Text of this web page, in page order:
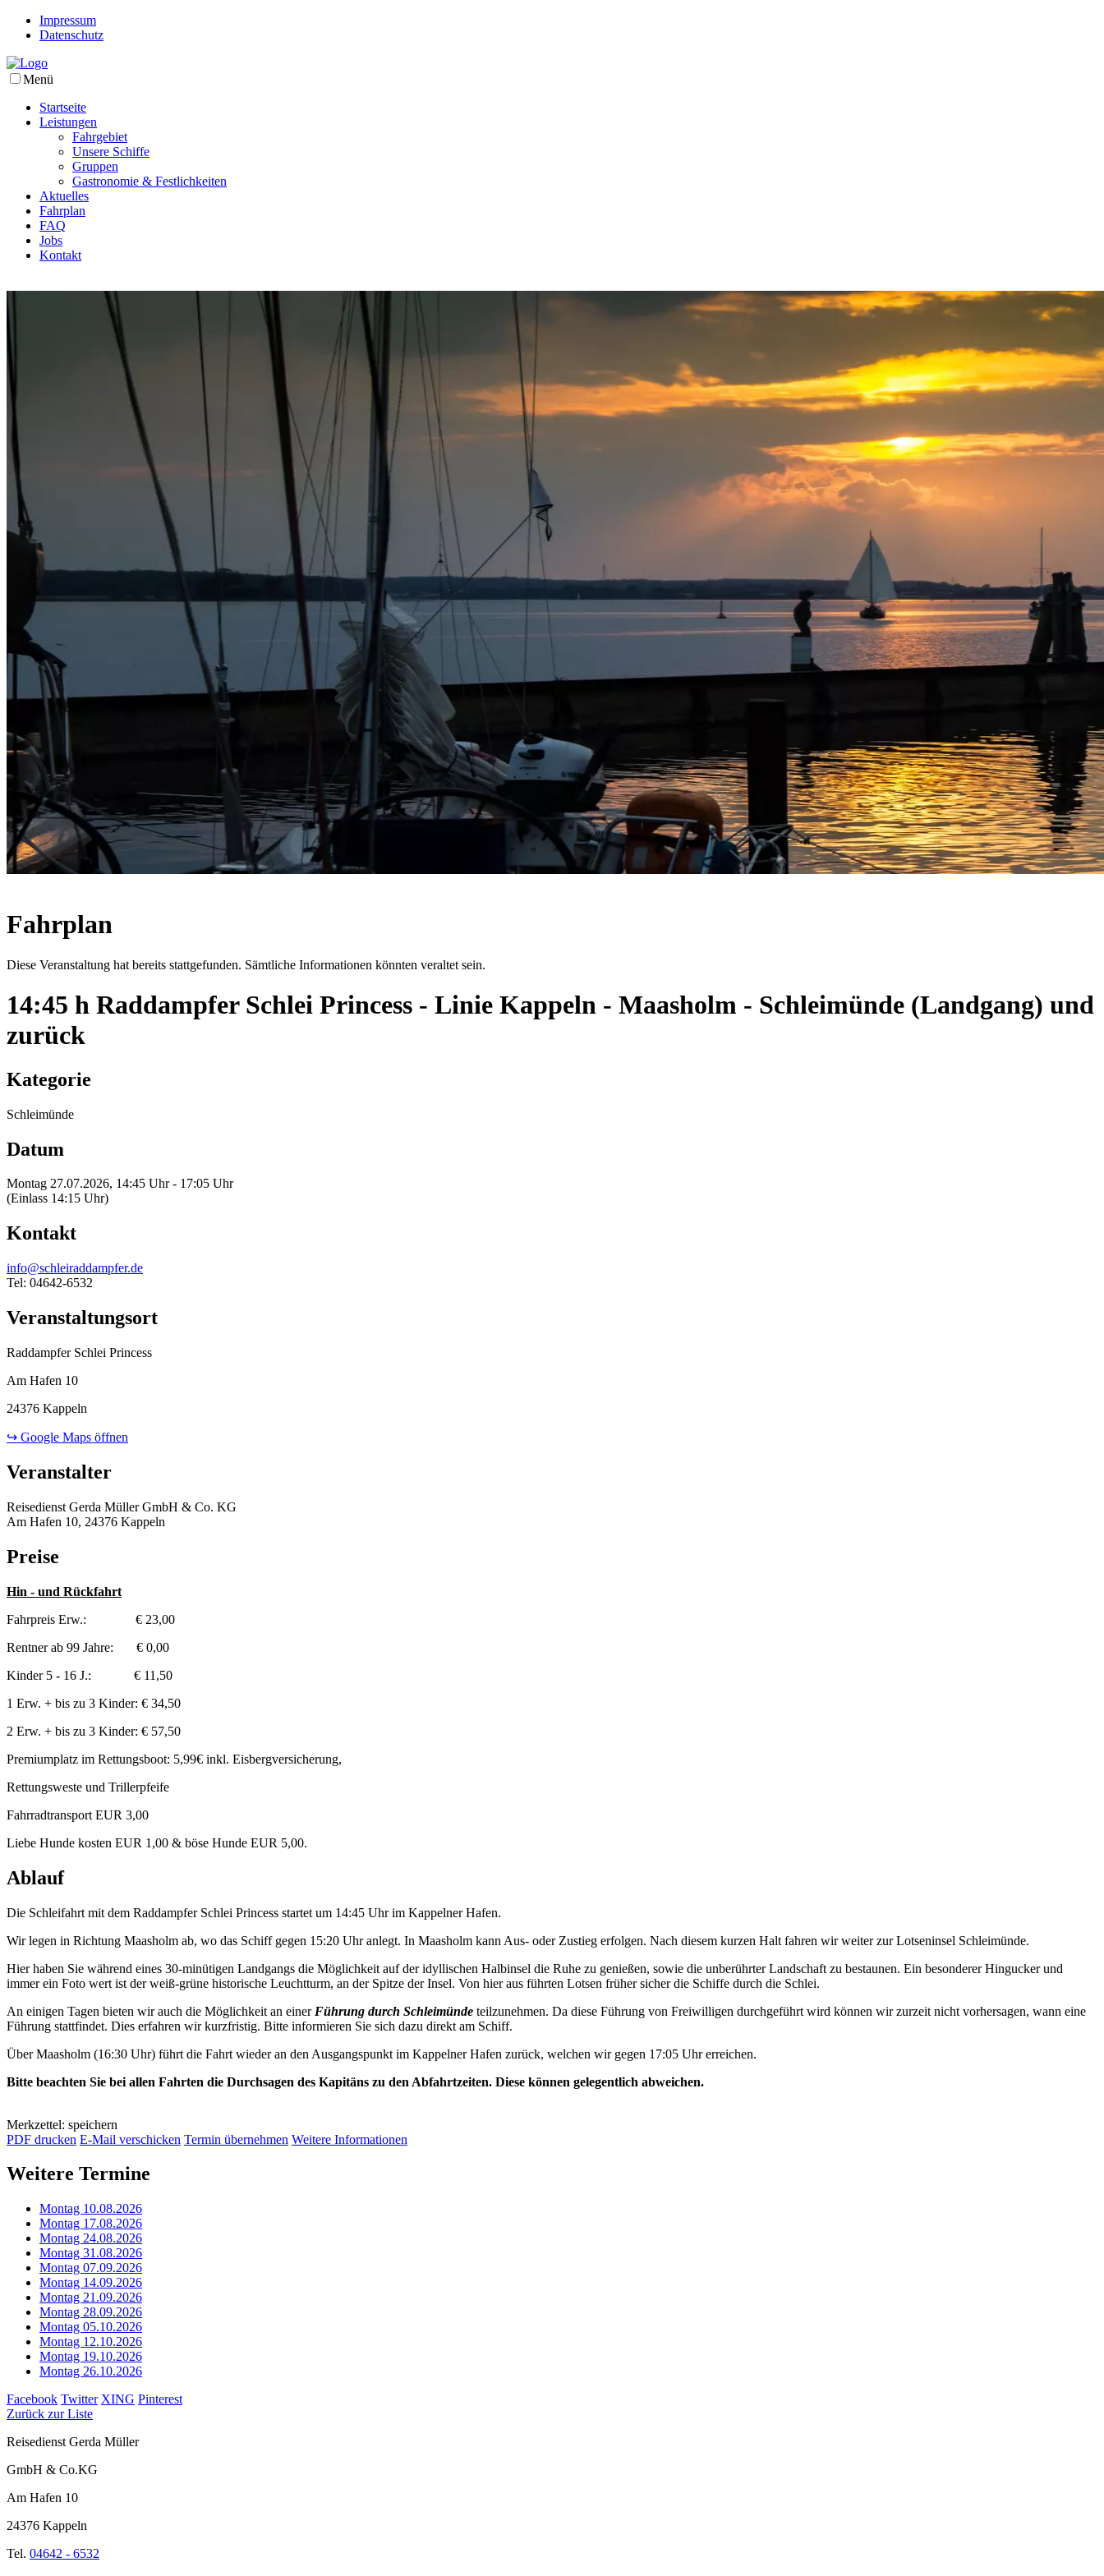
Impressum
Datenschutz
Menü
Startseite
Leistungen
Fahrgebiet
Unsere Schiffe
Gruppen
Gastronomie & Festlichkeiten
Aktuelles
Fahrplan
FAQ
Jobs
Kontakt
Fahrplan
Diese Veranstaltung hat bereits stattgefunden. Sämtliche Informationen könnten veraltet sein.
14:45 h Raddampfer Schlei Princess - Linie Kappeln - Maasholm - Schleimünde (Landgang) und
zurück
Kategorie
Schleimünde
Datum
Montag 27.07.2026, 14:45 Uhr - 17:05 Uhr
(Einlass 14:15 Uhr)
Kontakt
info@schleiraddampfer.de
Tel: 04642-6532
Veranstaltungsort
Raddampfer Schlei Princess
Am Hafen 10
24376 Kappeln
↪ Google Maps öffnen
Veranstalter
Reisedienst Gerda Müller GmbH & Co. KG
Am Hafen 10, 24376 Kappeln
Preise
Hin - und Rückfahrt
Fahrpreis Erw.: € 23,00
Rentner ab 99 Jahre: € 0,00
Kinder 5 - 16 J.: € 11,50
1 Erw. + bis zu 3 Kinder: € 34,50
2 Erw. + bis zu 3 Kinder: € 57,50
Premiumplatz im Rettungsboot: 5,99€ inkl. Eisbergversicherung,
Rettungsweste und Trillerpfeife
Fahrradtransport EUR 3,00
Liebe Hunde kosten EUR 1,00 & böse Hunde EUR 5,00.
Ablauf
Die Schleifahrt mit dem Raddampfer Schlei Princess startet um 14:45 Uhr im Kappelner Hafen.
Wir legen in Richtung Maasholm ab, wo das Schiff gegen 15:20 Uhr anlegt. In Maasholm kann Aus- oder Zustieg erfolgen. Nach diesem kurzen Halt fahren wir weiter zur Lotseninsel Schleimünde.
Hier haben Sie während eines 30-minütigen Landgangs die Möglichkeit auf der idyllischen Halbinsel die Ruhe zu genießen, sowie die unberührter Landschaft zu bestaunen. Ein besonderer Hingucker und
immer ein Foto wert ist der weiß-grüne historische Leuchtturm, an der Spitze der Insel. Von hier aus führten Lotsen früher sicher die Schiffe durch die Schlei.
An einigen Tagen bieten wir auch die Möglichkeit an einer Führung durch Schleimünde teilzunehmen. Da diese Führung von Freiwilligen durchgeführt wird können wir zurzeit nicht vorhersagen, wann eine
Führung stattfindet. Dies erfahren wir kurzfristig. Bitte informieren Sie sich dazu direkt am Schiff.
Über Maasholm (16:30 Uhr) führt die Fahrt wieder an den Ausgangspunkt im Kappelner Hafen zurück, welchen wir gegen 17:05 Uhr erreichen.
Bitte beachten Sie bei allen Fahrten die Durchsagen des Kapitäns zu den Abfahrtzeiten. Diese können gelegentlich abweichen.
Merkzettel: speichern
PDF drucken E-Mail verschicken Termin übernehmen Weitere Informationen
Weitere Termine
Montag 10.08.2026
Montag 17.08.2026
Montag 24.08.2026
Montag 31.08.2026
Montag 07.09.2026
Montag 14.09.2026
Montag 21.09.2026
Montag 28.09.2026
Montag 05.10.2026
Montag 12.10.2026
Montag 19.10.2026
Montag 26.10.2026
Facebook Twitter XING Pinterest
Zurück zur Liste
Reisedienst Gerda Müller
GmbH & Co.KG
Am Hafen 10
24376 Kappeln
Tel. 04642 - 6532